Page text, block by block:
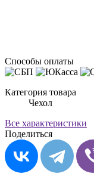
Способы оплаты
Категория товара
Чехол
Все характеристики
Поделиться